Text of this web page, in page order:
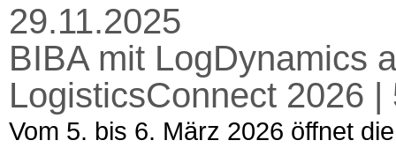
29.11.2025
BIBA mit LogDynamics
LogisticsConnect 2026
Vom 5. bis 6. März 2026 öffnet